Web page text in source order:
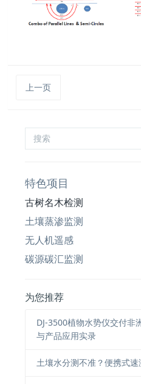
上一页
特色项目
古树名木检测
土壤蒸渗监测
无人机遥感
碳源碳汇监测
为您推荐
DJ-3500植物水势仪交付非
与产品应用实录
土壤水分测不准？便携式